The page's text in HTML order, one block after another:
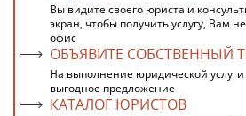
Вы видите своего юриста и
экран, чтобы получить услугу, Вам
офис
ОБЪЯВИТЕ СОБСТВЕННЫЙ
На выполнение юридической
выгодное предложение
КАТАЛОГ ЮРИСТОВ